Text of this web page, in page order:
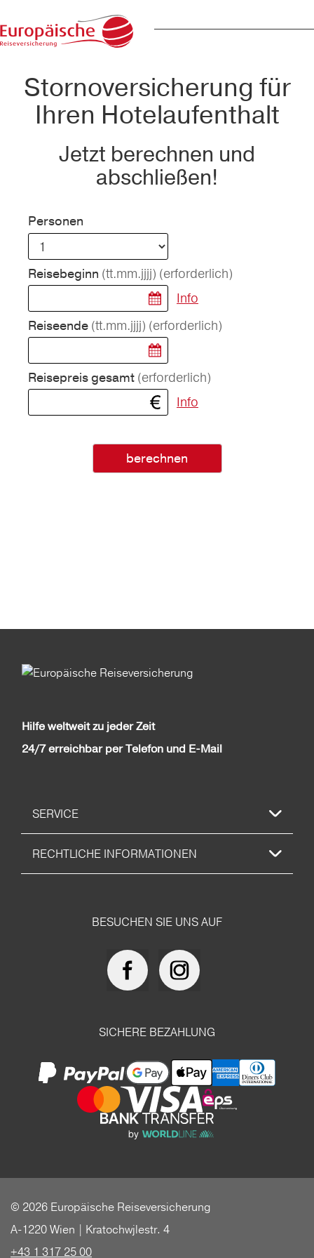
Stornoversicherung für
Ihren Hotelaufenthalt
Jetzt berechnen und
abschließen!
Personen
Reisebeginn (tt.mm.jjjj) (erforderlich)
Info
Reiseende (tt.mm.jjjj) (erforderlich)
Reisepreis gesamt (erforderlich)
Info
berechnen
Hilfe weltweit zu jeder Zeit
24/7 erreichbar per Telefon und E-Mail
SERVICE
RECHTLICHE INFORMATIONEN
BESUCHEN SIE UNS AUF
SICHERE BEZAHLUNG
© 2026 Europäische Reiseversicherung
A-1220 Wien | Kratochwjlestr. 4
+43 1 317 25 00